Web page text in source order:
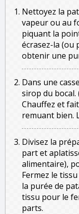
Nettoyez la
vapeur ou au
piquant la
écrasez-la (ou
obtenir une
Dans une
sirop du bocal.
Chauffez et
remuant bien.
Divisez la
part et
alimentaire),
Fermez le
la purée de
tissu pour le
parts.